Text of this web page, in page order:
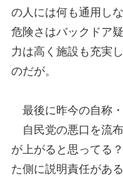
の人には何も通用し
危険さはバックドア
力は高く施設も充実
のだが。
最後に昨今の自称・
自民党の悪口を流
が上がると思ってる
た側に説明責任があ